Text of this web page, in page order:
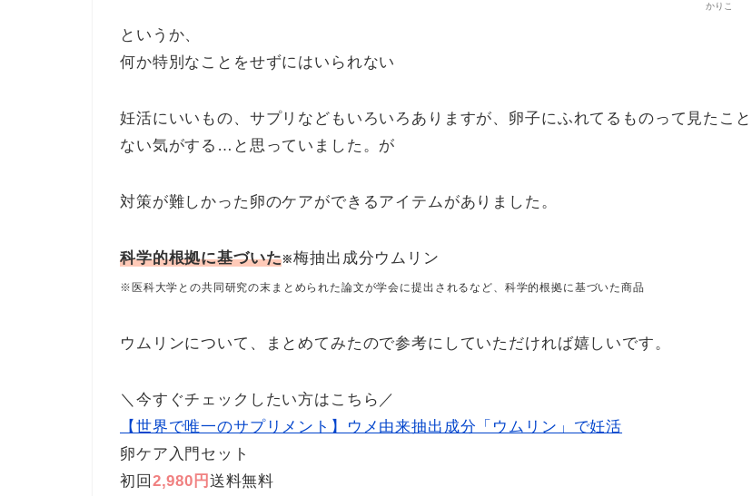
かりこ
というか、
何か特別なことをせずにはいられない
妊活にいいもの、サプリなどもいろいろありますが、 卵子にふれてるものって見たこと
ない気がする… と思っていました。が
対策が難しかった卵のケアができるアイテムがありました。
科学的根拠に基づいた※梅抽出成分ウムリン
※医科大学との共同研究の末まとめられた論文が学会に提出されるなど、科学的根拠に基づいた商品
ウムリンについて、まとめてみたので参考にしていただければ嬉しいです。
＼今すぐチェックしたい方はこちら／
【世界で唯一のサプリメント】ウメ由来抽出成分「ウムリン」で妊活
卵ケア入門セット
初回 2,980円 送料無料